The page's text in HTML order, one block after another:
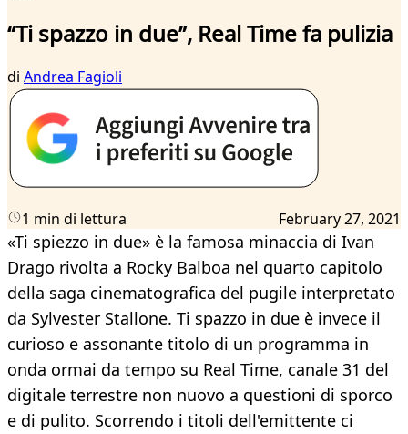
“Ti spazzo in due”, Real Time fa pulizia
di Andrea Fagioli
1 min di lettura February 27, 2021
«Ti spiezzo in due» è la famosa minaccia di Ivan
Drago rivolta a Rocky Balboa nel quarto capitolo
della saga cinematografica del pugile interpretato
da Sylvester Stallone. Ti spazzo in due è invece il
curioso e assonante titolo di un programma in
onda ormai da tempo su Real Time, canale 31 del
digitale terrestre non nuovo a questioni di sporco
e di pulito. Scorrendo i titoli dell'emittente ci